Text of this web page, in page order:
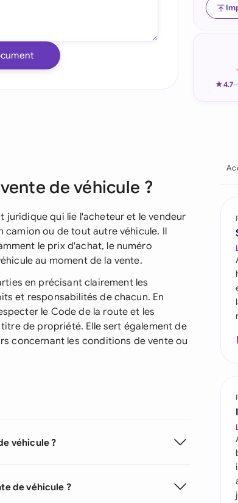
Indonesia
Saudi
United
United
United
★4.7
de véhicule ?
juridique qui lie l'acheteur et le vendeur
ou de tout autre véhicule. Il
le prix d'achat, le numéro
au moment de la vente.
en précisant clairement les
et responsabilités de chacun. En
le Code de la route et les
de propriété. Elle sert également de
concernant les conditions de vente ou
véhicule ?
de véhicule ?